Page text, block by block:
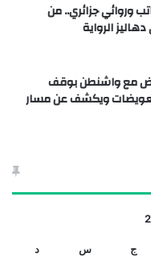
وروائي جزائري.. من
الرواية
مع واشنطن بوقف
ويكشف عن مسار
ج س د